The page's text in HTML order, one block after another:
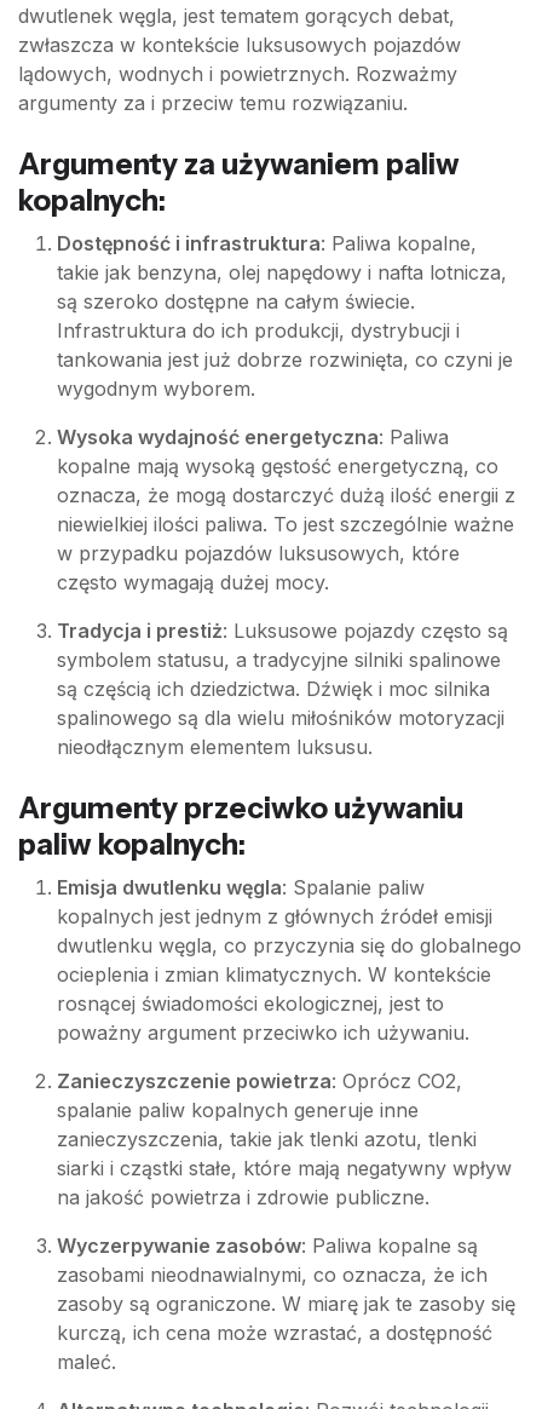
dwutlenek węgla, jest tematem gorących debat,
zwłaszcza w kontekście luksusowych pojazdów
lądowych, wodnych i powietrznych. Rozważmy
argumenty za i przeciw temu rozwiązaniu.
Argumenty za używaniem paliw
kopalnych:
Dostępność i infrastruktura: Paliwa kopalne,
takie jak benzyna, olej napędowy i nafta lotnicza,
są szeroko dostępne na całym świecie.
Infrastruktura do ich produkcji, dystrybucji i
tankowania jest już dobrze rozwinięta, co czyni je
wygodnym wyborem.
Wysoka wydajność energetyczna: Paliwa
kopalne mają wysoką gęstość energetyczną, co
oznacza, że mogą dostarczyć dużą ilość energii z
niewielkiej ilości paliwa. To jest szczególnie ważne
w przypadku pojazdów luksusowych, które
często wymagają dużej mocy.
Tradycja i prestiż: Luksusowe pojazdy często są
symbolem statusu, a tradycyjne silniki spalinowe
są częścią ich dziedzictwa. Dźwięk i moc silnika
spalinowego są dla wielu miłośników motoryzacji
nieodłącznym elementem luksusu.
Argumenty przeciwko używaniu
paliw kopalnych:
Emisja dwutlenku węgla: Spalanie paliw
kopalnych jest jednym z głównych źródeł emisji
dwutlenku węgla, co przyczynia się do globalnego
ocieplenia i zmian klimatycznych. W kontekście
rosnącej świadomości ekologicznej, jest to
poważny argument przeciwko ich używaniu.
Zanieczyszczenie powietrza: Oprócz CO2,
spalanie paliw kopalnych generuje inne
zanieczyszczenia, takie jak tlenki azotu, tlenki
siarki i cząstki stałe, które mają negatywny wpływ
na jakość powietrza i zdrowie publiczne.
Wyczerpywanie zasobów: Paliwa kopalne są
zasobami nieodnawialnymi, co oznacza, że ich
zasoby są ograniczone. W miarę jak te zasoby się
kurczą, ich cena może wzrastać, a dostępność
maleć.